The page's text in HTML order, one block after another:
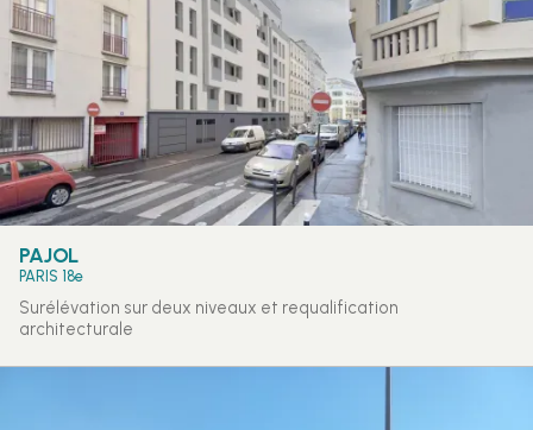
PAJOL
PARIS 18e
Surélévation sur deux niveaux et requalification
architecturale